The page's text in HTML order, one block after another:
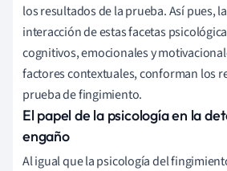
los resultados de la prueba. Así pues,
interacción de estas facetas
cognitivos, emocionales y
factores contextuales, conforman los
prueba de fingimiento.
El papel de la psicología en la
engaño
Al igual que la psicología del